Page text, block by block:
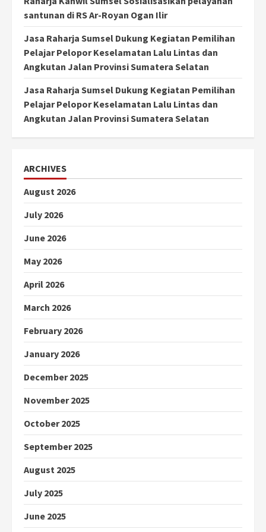
santunan di RS Ar-Royan Ogan Ilir
Jasa Raharja Sumsel Dukung Kegiatan Pemilihan
Pelajar Pelopor Keselamatan Lalu Lintas dan
Angkutan Jalan Provinsi Sumatera Selatan
Jasa Raharja Sumsel Dukung Kegiatan Pemilihan
Pelajar Pelopor Keselamatan Lalu Lintas dan
Angkutan Jalan Provinsi Sumatera Selatan
ARCHIVES
August 2026
July 2026
June 2026
May 2026
April 2026
March 2026
February 2026
January 2026
December 2025
November 2025
October 2025
September 2025
August 2025
July 2025
June 2025